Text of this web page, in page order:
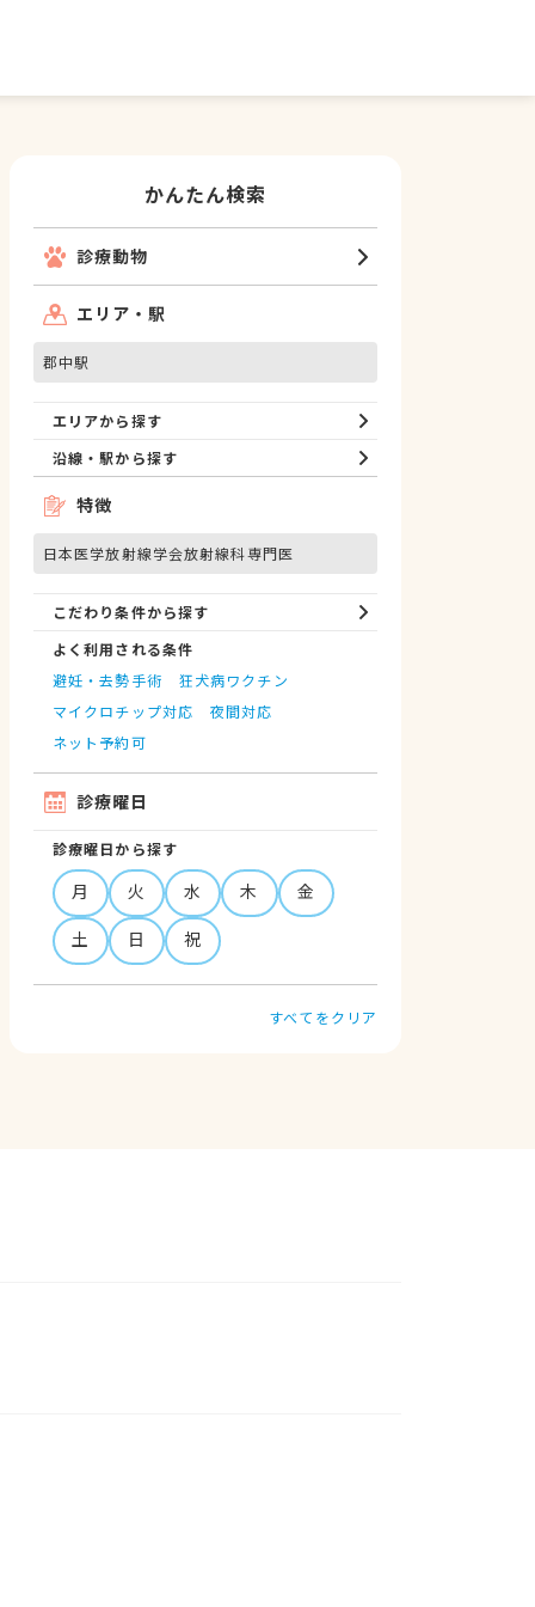
かんたん検索
診療動物
エリア・駅
郡中駅
エリアから探す
沿線・駅から探す
特徴
日本医学放射線学会放射線科専門医
こだわり条件から探す
よく利用される条件
避妊・去勢手術
狂犬病ワクチン
マイクロチップ対応
夜間対応
ネット予約可
診療曜日
診療曜日から探す
月 火 水 木
金
土
日 祝
すべてをクリア